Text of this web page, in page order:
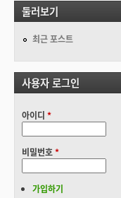
둘러보기
최근 포스트
사용자 로그인
아이디 *
비밀번호*
가입하기